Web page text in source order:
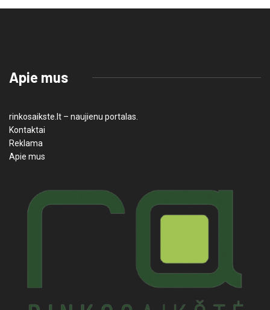
Apie mus
rinkosaikste.lt – naujienu portalas.
Kontaktai
Reklama
Apie mus